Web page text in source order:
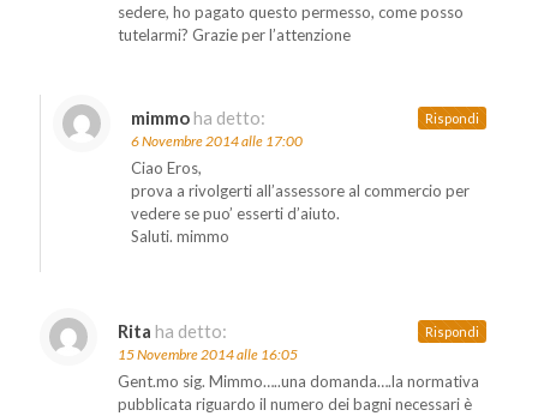
sedere, ho pagato questo permesso, come posso
tutelarmi? Grazie per l’attenzione
mimmoha detto:
6 Novembre 2014 alle 17:00
Ciao Eros,
prova a rivolgerti all’assessore al commercio per
vedere se puo’ esserti d’aiuto.
Saluti. mimmo
Rispondi
Rita ha detto:
15 Novembre 2014 alle 16:05
Gent.mo sig. Mimmo…..una domanda….la normativa
pubblicata riguardo il numero dei bagni necessari è
Rispondi